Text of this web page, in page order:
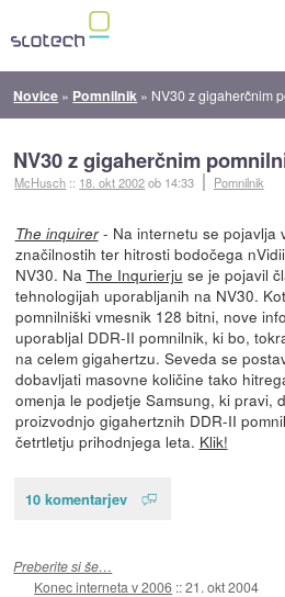
Novice » Pomnilnik » NV30 z gigaherčnim
NV30 z gigaherčnim
McHusch :: 18. okt 2002ob 14:33 Pomnilnik
The inquirer- Na internetu se pojavlja
značilnostih ter hitrosti bodočega
NV30. Na The Inqurierju se je pojavil
tehnologijah uporabljanih na NV30.
pomnilniški vmesnik 128 bitni, nove
uporabljal DDR-II pomnilnik, ki bo,
na celem gigahertzu. Seveda se
dobavljati masovne količine tako
omenja le podjetje Samsung, ki pravi,
proizvodnjo gigahertznih DDR-II
četrtletju prihodnjega leta. Klik!
10 komentarjev
Preberite si še…
Konec interneta v 2006 ::21. okt 2004